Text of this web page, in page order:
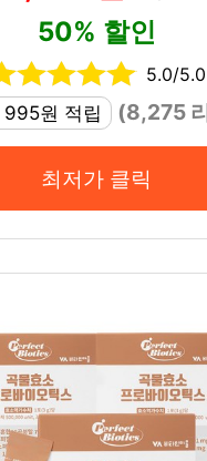
50% 할인
5.0/5.0
995원 적립
(8,275
최저가 클릭